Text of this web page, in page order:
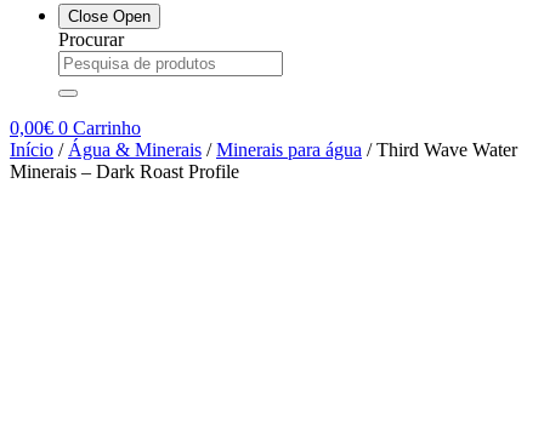
Close Open
Procurar
0,00€ 0 Carrinho
Início / Água & Minerais /Minerais para água / Third Wave Water
Minerais – Dark Roast Profile